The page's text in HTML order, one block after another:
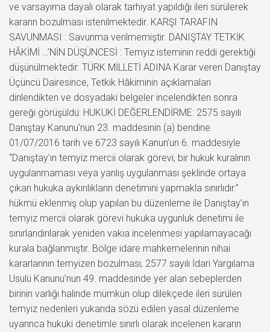
ve varsayıma dayalı olarak tarhiyat yapıldığı ileri sürülerek
kararın bozulması istenilmektedir. KARŞI TARAFIN
SAVUNMASI : Savunma verilmemiştir. DANIŞTAY TETKİK
HÂKİMİ …’NİN DÜŞÜNCESİ : Temyiz isteminin reddi gerektiği
düşünülmektedir. TÜRK MİLLETİ ADINA Karar veren Danıştay
Üçüncü Dairesince, Tetkik Hâkiminin açıklamaları
dinlendikten ve dosyadaki belgeler incelendikten sonra
gereği görüşüldü: HUKUKİ DEĞERLENDİRME: 2575 sayılı
Danıştay Kanunu’nun 23. maddesinin (a) bendine
01/07/2016 tarih ve 6723 sayılı Kanun’un 6. maddesiyle
“Danıştay’ın temyiz mercii olarak görevi, bir hukuk kuralının
uygulanmaması veya yanlış uygulanması şeklinde ortaya
çıkan hukuka aykırılıkların denetimini yapmakla sınırlıdır.”
hükmü eklenmiş olup yapılan bu düzenleme ile Danıştay’ın
temyiz mercii olarak görevi hukuka uygunluk denetimi ile
sınırlandırılarak yeniden vakıa incelenmesi yapılamayacağı
kurala bağlanmıştır. Bölge idare mahkemelerinin nihai
kararlarının temyizen bozulması, 2577 sayılı İdari Yargılama
Usulü Kanunu’nun 49. maddesinde yer alan sebeplerden
birinin varlığı halinde mümkün olup dilekçede ileri sürülen
temyiz nedenleri yukarıda sözü edilen yasal düzenleme
uyarınca hukuki denetimle sınırlı olarak incelenen kararın